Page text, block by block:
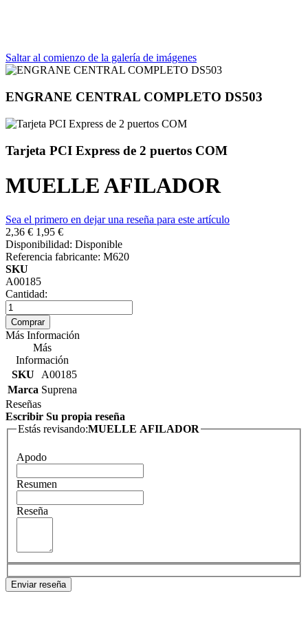
Saltar al comienzo de la galería de imágenes
ENGRANE CENTRAL COMPLETO DS503
Tarjeta PCI Express de 2 puertos COM
MUELLE AFILADOR
Sea el primero en dejar una reseña para este artículo
2,36 € 1,95 €
Disponibilidad: Disponible
Referencia fabricante: M620
SKU
A00185
Cantidad:
Comprar
Más Información
Más
Información
SKU
A00185
Marca Suprena
Reseñas
Escribir Su propia reseña
Estás revisando:MUELLE AFILADOR
Apodo
Resumen
Reseña
Enviar reseña